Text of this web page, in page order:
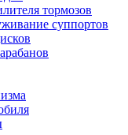
тормозов
суппортов